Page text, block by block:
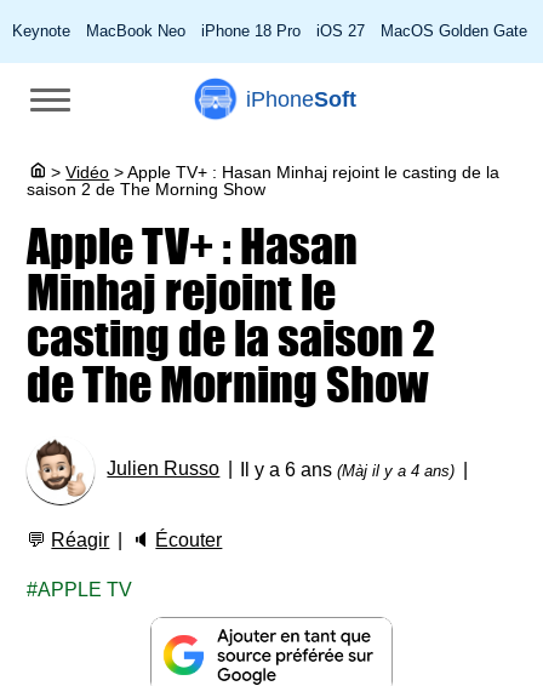
Keynote MacBook Neo iPhone 18 Pro iOS 27 MacOS Golden Gate
iPhoneSoft
> Vidéo >Apple TV+ : Hasan Minhaj rejoint le casting de la
saison 2 de The Morning Show
Apple TV+ : Hasan
Minhaj rejoint le
casting de la saison 2
de The Morning Show
Julien Russo Il y a 6 ans(Màj il y a 4 ans)
💬 Réagir 🔈 Écouter
APPLE TV